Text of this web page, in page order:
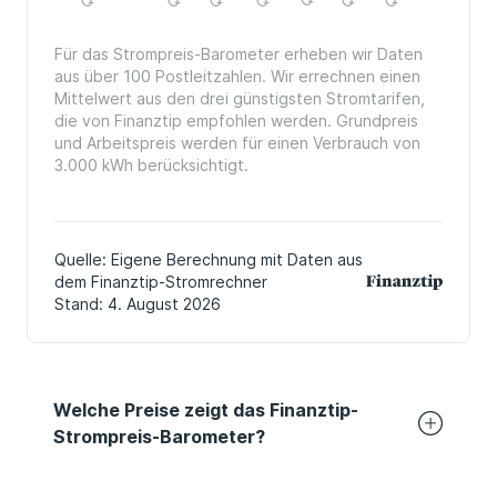
Welche Preise zeigt das Finanztip-
Strompreis-Barometer?